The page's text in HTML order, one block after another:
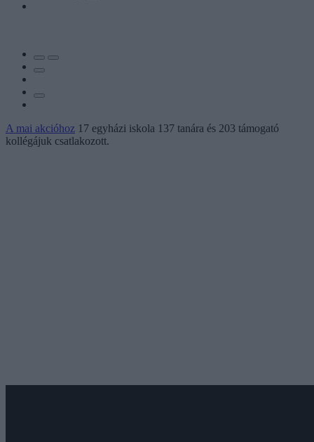
A mai akcióhoz 17 egyházi iskola 137 tanára és 203 támogató
kollégájuk csatlakozott.